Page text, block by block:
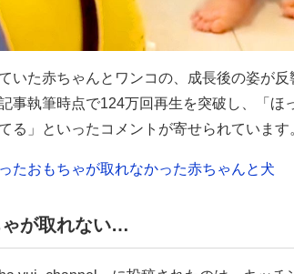
いた赤ちゃんとワンコの、成長後の姿が反
事執筆時点で124万回再生を突破し、「ほ
る」といったコメントが寄せられています
たおもちゃが取れなかった赤ちゃんと犬
ゃが取れない…